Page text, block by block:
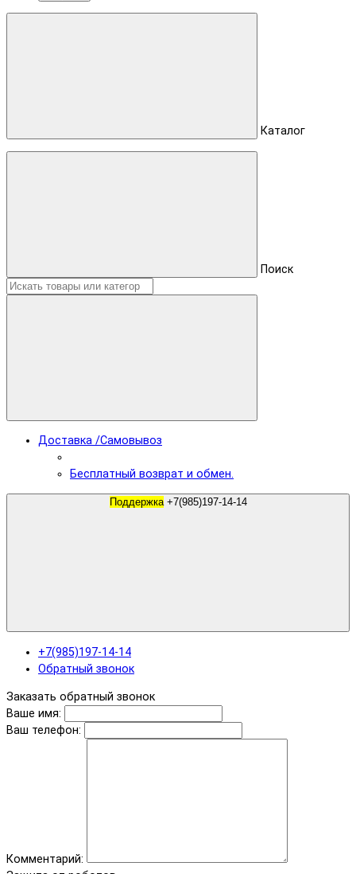
Каталог
Поиск
Доставка /Самовывоз
Бесплатный возврат и обмен.
Поддержка +7(985)197-14-14
+7(985)197-14-14
Обратный звонок
Заказать обратный звонок
Ваше имя:
Ваш телефон:
Комментарий: